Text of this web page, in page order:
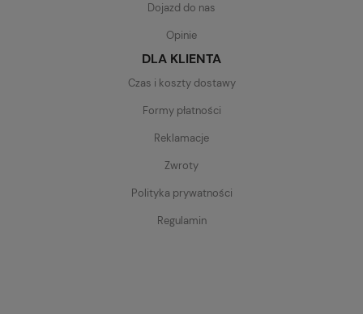
Dojazd do nas
Opinie
DLA KLIENTA
Czas i koszty dostawy
Formy płatności
Reklamacje
Zwroty
Polityka prywatności
Regulamin